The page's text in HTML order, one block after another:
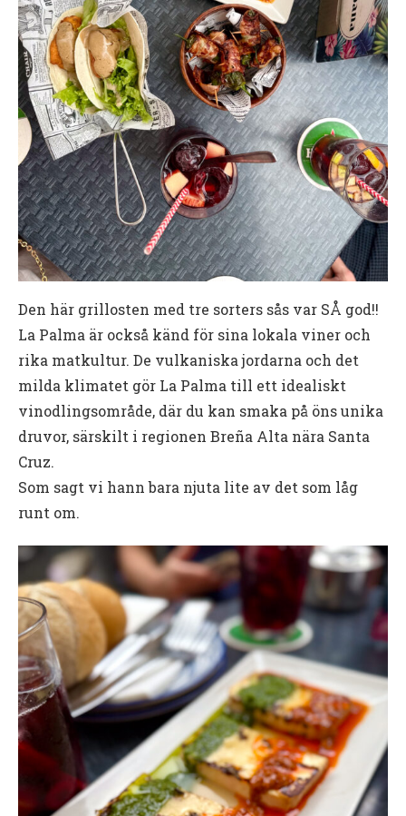
Den här grillosten med tre sorters sås var SÅ god!!
La Palma är också känd för sina lokala viner och
rika matkultur. De vulkaniska jordarna och det
milda klimatet gör La Palma till ett idealiskt
vinodlingsområde, där du kan smaka på öns unika
druvor, särskilt i regionen Breña Alta nära Santa
Cruz.
Som sagt vi hann bara njuta lite av det som låg
runt om.